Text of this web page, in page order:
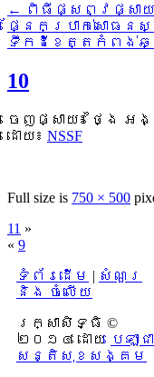
←
ពិធីផ្សព្វផ្ស
ផ្នែកប្រាក់សោធ
ទឹកដីខេត្តកំពង់ឆ្ន
10
ចេញផ្សាយ៖ ថ្ងៃ អ
ដោយ៖ NSSF
Full size is 750 × 500
11 »
« 9
ទំព័រដើម | សំណួរ
និង ចំលើយ
រក្សាសិទ្ធិ ©
២០១៤ ដោយ​ បេឡាជ
សន្តិសុខសង្គម